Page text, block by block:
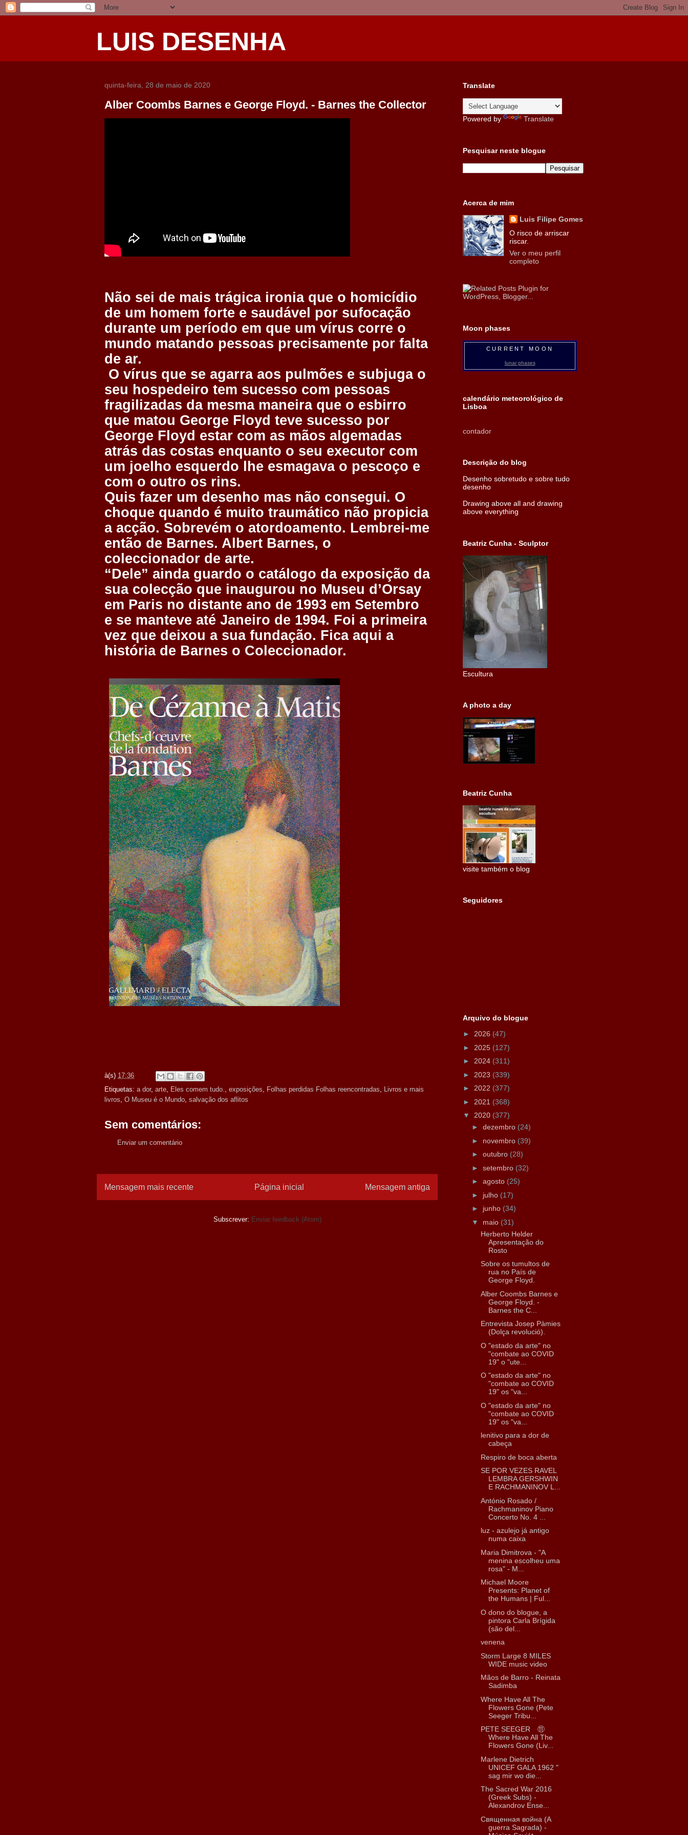
LUIS DESENHA
quinta-feira, 28 de maio de 2020
Alber Coombs Barnes e George Floyd. - Barnes the Collector
Não sei de mais trágica ironia que o homicídio
de um homem forte e saudável por sufocação
durante um período em que um vírus corre o
mundo matando pessoas precisamente por falta
de ar.
O vírus que se agarra aos pulmões e subjuga o
seu hospedeiro tem sucesso com pessoas
fragilizadas da mesma maneira que o esbirro
que matou George Floyd teve sucesso por
George Floyd estar com as mãos algemadas
atrás das costas enquanto o seu executor com
um joelho esquerdo lhe esmagava o pescoço e
com o outro os rins.
Quis fazer um desenho mas não consegui. O
choque quando é muito traumático não propicia
a acção. Sobrevém o atordoamento. Lembrei-me
então de Barnes. Albert Barnes, o
coleccionador de arte.
“Dele” ainda guardo o catálogo da exposição da
sua colecção que inaugurou no Museu d’Orsay
em Paris no distante ano de 1993 em Setembro
e se manteve até Janeiro de 1994. Foi a primeira
vez que deixou a sua fundação. Fica aqui a
história de Barnes o Coleccionador.
à(s) 17:36
Etiquetas: a dor, arte, Eles comem tudo., exposições, Folhas perdidas Folhas reencontradas, Livros e mais
livros, O Museu é o Mundo, salvação dos aflitos
Sem comentários:
Enviar um comentário
Mensagem mais recente Mensagem antiga
Página inicial
Subscrever: Enviar feedback (Atom)
Translate
Powered by Translate
Pesquisar neste blogue
Acerca de mim
Luis Filipe Gomes
O risco de arriscar
riscar.
Ver o meu perfil
completo
Moon phases
CURRENT MOON
lunar phases
calendário meteorológico de
Lisboa
contador
Descrição do blog
Desenho sobretudo e sobre tudo
desenho
Drawing above all and drawing
above everything
Beatriz Cunha - Sculptor
Escultura
A photo a day
Beatriz Cunha
visite também o blog
Seguidores
Arquivo do blogue
► 2026 (47)
► 2025 (127)
► 2024 (311)
► 2023 (339)
► 2022 (377)
► 2021 (368)
▼ 2020 (377)
► dezembro (24)
► novembro (39)
► outubro (28)
► setembro (32)
► agosto (25)
► julho (17)
► junho (34)
▼ maio (31)
Herberto Helder
Apresentação do
Rosto
Sobre os tumultos de
rua no País de
George Floyd.
Alber Coombs Barnes e
George Floyd. -
Barnes the C...
Entrevista Josep Pàmies
(Dolça revolució).
O "estado da arte" no
"combate ao COVID
19" o "ute...
O "estado da arte" no
"combate ao COVID
19" os "va...
O "estado da arte" no
"combate ao COVID
19" os "va...
lenitivo para a dor de
cabeça
Respiro de boca aberta
SE POR VEZES RAVEL
LEMBRA GERSHWIN
E RACHMANINOV L...
António Rosado /
Rachmaninov Piano
Concerto No. 4 ...
luz - azulejo já antigo
numa caixa
Maria Dimitrova - "A
menina escolheu uma
rosa" - М...
Michael Moore
Presents: Planet of
the Humans | Ful...
O dono do blogue, a
pintora Carla Brígida
(são del...
venena
Storm Large 8 MILES
WIDE music video
Mãos de Barro - Reinata
Sadimba
Where Have All The
Flowers Gone (Pete
Seeger Tribu...
PETE SEEGER ⑪
Where Have All The
Flowers Gone (Liv...
Marlene Dietrich
UNICEF GALA 1962 "
sag mir wo die...
The Sacred War 2016
(Greek Subs) -
Alexandrov Ense...
Священная война (A
guerra Sagrada) -